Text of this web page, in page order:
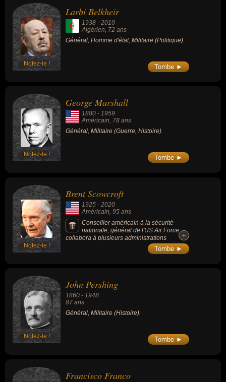
Notez-le !
Larbi Belkheir
1938 - 2010
Algérien , 72 ans
Général, Homme d'état, Militaire (Politique).
Tombe ►
Notez-le !
George Marshall
1880 - 1959
Américain, 78 ans
Général, Militaire (Guerre, Histoire).
Tombe ►
Notez-le !
Brent Scowcroft
1925 - 2020
Américain, 95 ans
Conseiller américain à la sécurité
nationale, général de l'US Air Force,
collabora à plusieurs administrations
républicaines, fut conseiller militaire sous la
présidence de Richard Nixon puis conseiller
+
+
Tombe ►
Notez-le !
John Pershing
1860 - 1948
87 ans
Général, Militaire (Histoire).
Tombe ►
Francisco Franco